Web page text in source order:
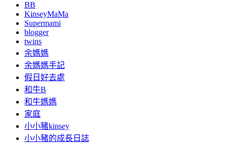
BB
KinseyMaMa
Supermami
blogger
twins
余媽媽
余媽媽手記
假日好去處
和牛B
和牛媽媽
家庭
小小豬kinsey
小小豬的成長日誌